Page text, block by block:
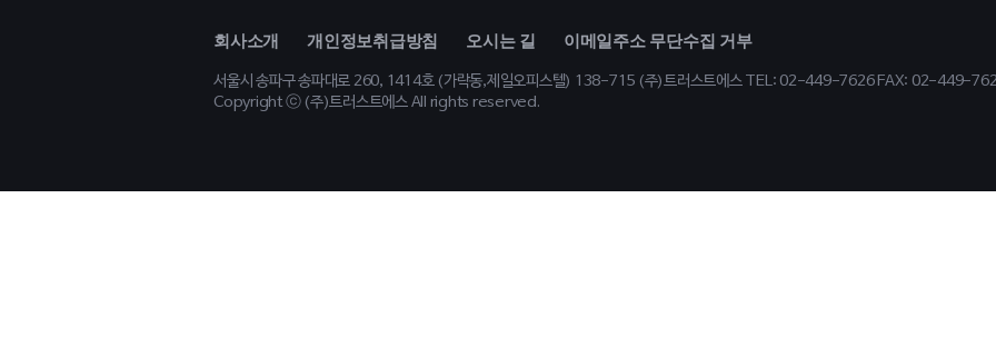
회사소개 개인정보취급방침 오시는 길 이메일주소 무단수집 거부
서울시 송파구 송파대로 260, 1414호 (가락동,제일오피스텔) 138-715 (주)트러스트에스 TEL: 02-449-7626 FAX: 02-449-
Copyright ⓒ (주)트러스트에스 All rights reserved.